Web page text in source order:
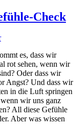
Check
es, dass wir
rot sehen, wenn wir
Oder dass wir
Angst? Und dass wir
in die Luft springen
wir uns ganz
All diese Gefühle
Aber was wissen